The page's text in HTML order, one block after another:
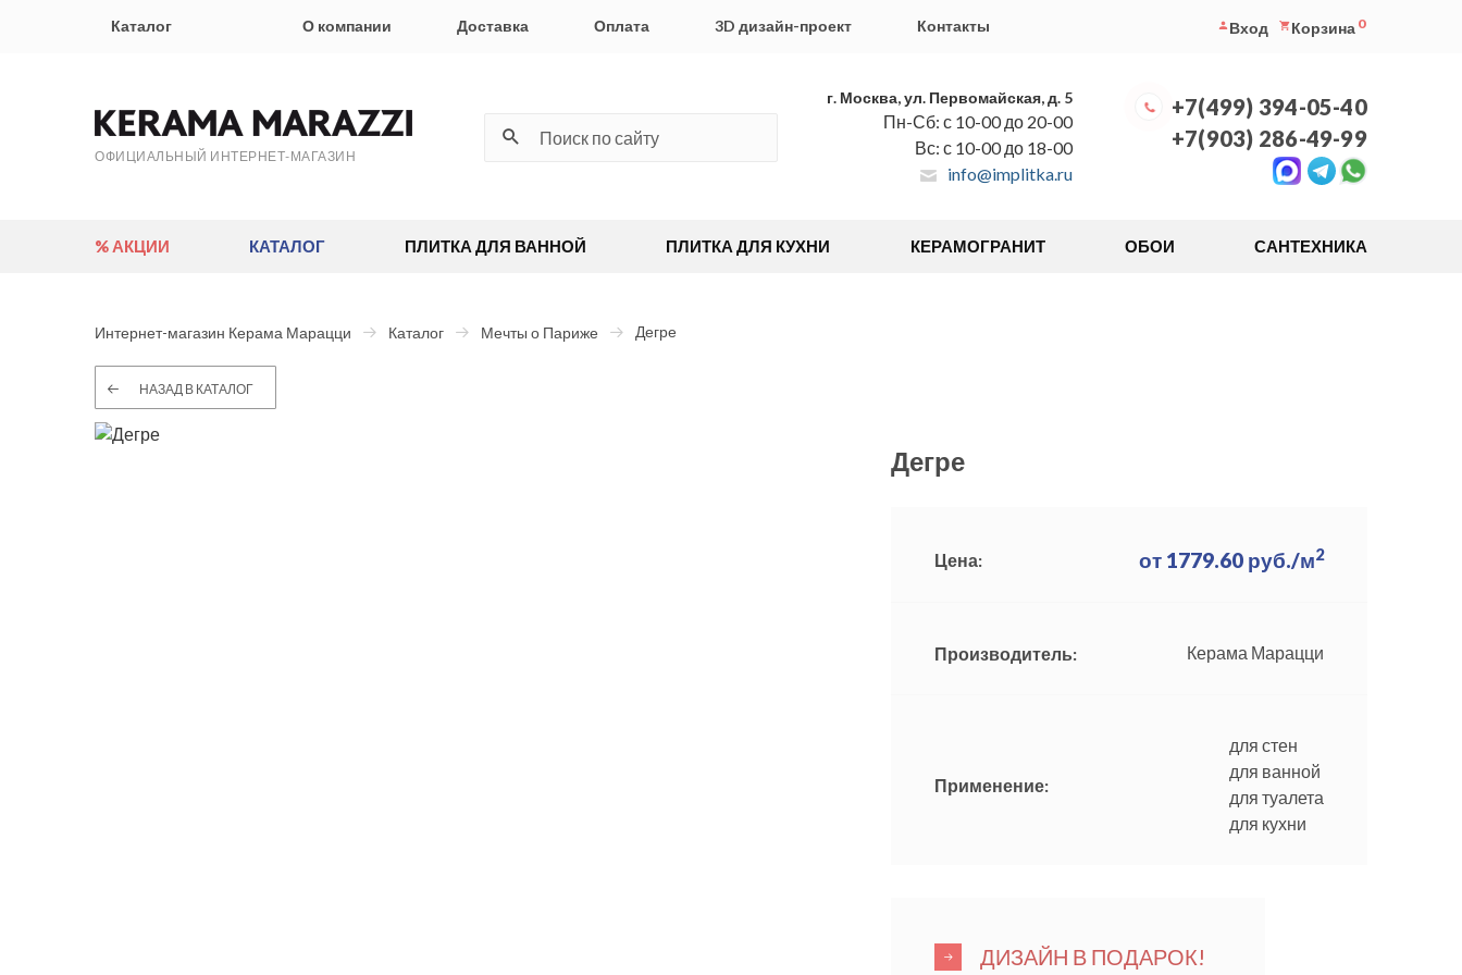
Каталог О компании Доставка Оплата 3D дизайн-проект Контакты Вход Корзина 0
ОФИЦИАЛЬНЫЙ ИНТЕРНЕТ-МАГАЗИН
г. Москва, ул. Первомайская, д. 5
Пн-Сб: с 10-00 до 20-00
Вс: с 10-00 до 18-00
info@implitka.ru
+7(499) 394-05-40
+7(903) 286-49-99
% АКЦИИ КАТАЛОГ ПЛИТКА ДЛЯ ВАННОЙ ПЛИТКА ДЛЯ КУХНИ КЕРАМОГРАНИТ ОБОИ САНТЕХНИКА
Интернет-магазин Керама Марацци Каталог Мечты о Париже Дегре
НАЗАД В КАТАЛОГ
Дегре
Цена: от 1779.60 руб./м2
Производитель: Керама Марацци
Применение:
для стен
для ванной
для туалета
для кухни
ДИЗАЙН В ПОДАРОК!